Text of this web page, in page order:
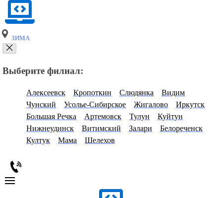
ЗИМА
Выберите филиал:
Алексеевск Кропоткин Слюдянка
Видим
Чунский
Усолье-Сибирское Жигалово
Иркутск
Большая Речка
Артемовск Тулун
Куйтун
Нижнеудинск
Витимский Залари
Белореченск
Култук
Мама Шелехов